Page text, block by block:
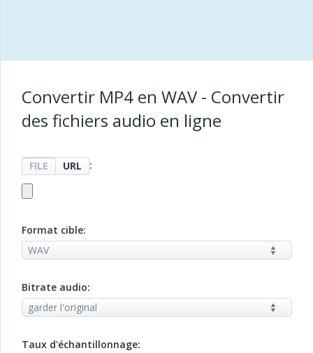
Convertir MP4 en WAV - Convertir
des fichiers audio en ligne
FILE URL :
Format cible:
Bitrate audio:
Taux d'échantillonnage: